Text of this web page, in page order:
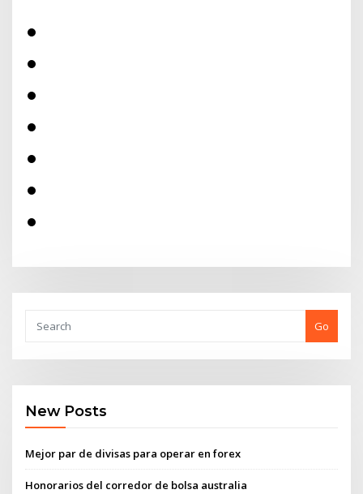
Go
New Posts
Mejor par de divisas para operar en forex
Honorarios del corredor de bolsa australia